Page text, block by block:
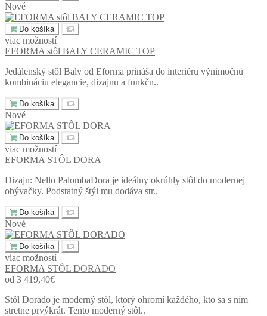
Nové
Do košíka
viac možností
EFORMA stôl BALY CERAMIC TOP
Jedálenský stôl Baly od Eforma prináša do interiéru výnimočnú
kombináciu elegancie, dizajnu a funkčn..
Do košíka
Nové
Do košíka
viac možností
EFORMA STÔL DORA
Dizajn: Nello PalombaDora je ideálny okrúhly stôl do modernej
obývačky. Podstatný štýl mu dodáva str..
Do košíka
Nové
Do košíka
viac možností
EFORMA STÔL DORADO
od 3 419,40€
Stôl Dorado je moderný stôl, ktorý ohromí každého, kto sa s ním
stretne prvýkrát. Tento moderný stôl..